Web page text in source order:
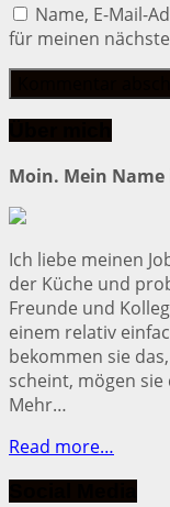
Name, E-Mail-
für meinen
Moin. Mein
Ich liebe meinen
der Küche und
Freunde und
einem relativ
bekommen sie
scheint, mögen
Mehr…
Read more…